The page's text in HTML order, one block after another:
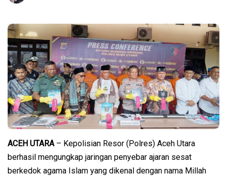
ACEH UTARA– Kepolisian Resor (Polres) Aceh Utara
berhasil mengungkap jaringan penyebar ajaran sesat
berkedok agama Islam yang dikenal dengan nama Millah